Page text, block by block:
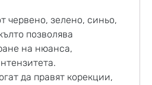
червено, зелено, синьо,
позволява
на нюанса,
да правят корекции,